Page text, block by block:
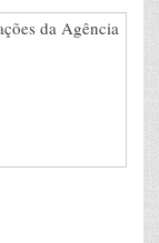
da Agência